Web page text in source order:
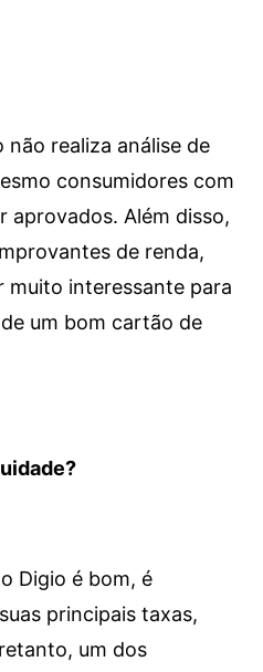
realiza análise de
consumidores com
aprovados. Além disso,
de renda,
muito interessante para
um bom cartão de
Digio é bom, é
principais taxas,
um dos